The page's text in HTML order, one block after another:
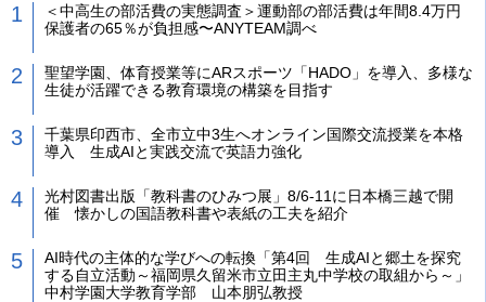
＜中高生の部活費の実態調査＞運動部の部活費は年間8.4万円
保護者の65％が負担感〜ANYTEAM調べ
聖望学園、体育授業等にARスポーツ「HADO」を導入、多様な
生徒が活躍できる教育環境の構築を目指す
千葉県印西市、全市立中3生へオンライン国際交流授業を本格
導入 生成AIと実践交流で英語力強化
光村図書出版「教科書のひみつ展」8/6-11に日本橋三越で開
催 懐かしの国語教科書や表紙の工夫を紹介
AI時代の主体的な学びへの転換「第4回 生成AIと郷土を探究
する自立活動～福岡県久留米市立田主丸中学校の取組から～」
中村学園大学教育学部 山本朋弘教授